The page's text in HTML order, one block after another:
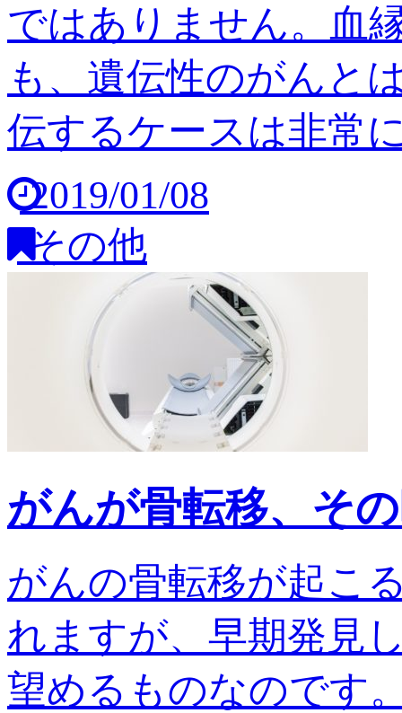
ではありません。血
も、遺伝性のがんと
伝するケースは非常
2019/01/08
その他
がんが骨転移、そ
がんの骨転移が起こ
れますが、早期発見
望めるものなのです